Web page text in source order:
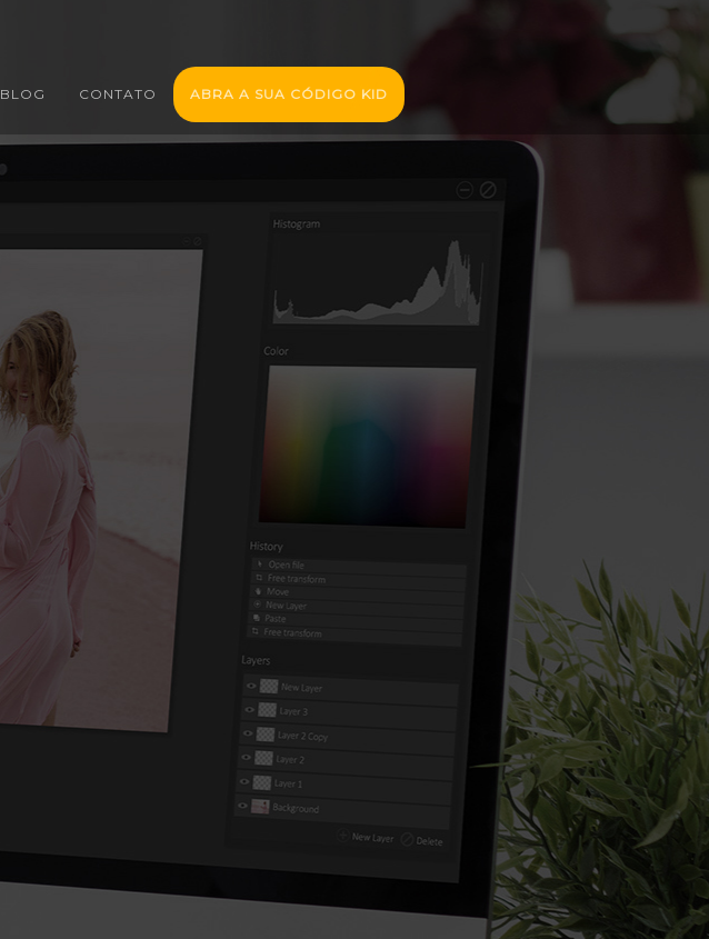
BLOG CONTATO ABRA A SUA CÓDIGO KID